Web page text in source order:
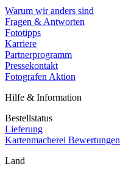
Warum wir anders sind
Fragen & Antworten
Fototipps
Karriere
Partnerprogramm
Pressekontakt
Fotografen Aktion
Hilfe & Information
Bestellstatus
Lieferung
Kartenmacherei Bewertungen
Land